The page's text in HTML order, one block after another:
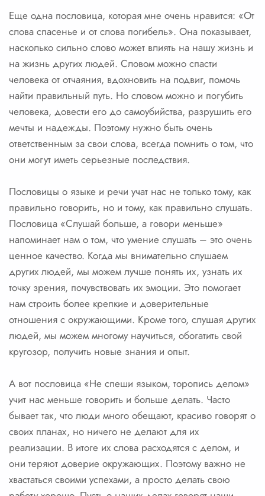
Еще одна пословица, которая мне очень нравится: «От
слова спасенье и от слова погибель». Она показывает,
насколько сильно слово может влиять на нашу жизнь и
на жизнь других людей. Словом можно спасти
человека от отчаяния, вдохновить на подвиг, помочь
найти правильный путь. Но словом можно и погубить
человека, довести его до самоубийства, разрушить его
мечты и надежды. Поэтому нужно быть очень
ответственным за свои слова, всегда помнить о том, что
они могут иметь серьезные последствия.
Пословицы о языке и речи учат нас не только тому, как
правильно говорить, но и тому, как правильно слушать.
Пословица «Слушай больше, а говори меньше»
напоминает нам о том, что умение слушать – это очень
ценное качество. Когда мы внимательно слушаем
других людей, мы можем лучше понять их, узнать их
точку зрения, почувствовать их эмоции. Это помогает
нам строить более крепкие и доверительные
отношения с окружающими. Кроме того, слушая других
людей, мы можем многому научиться, обогатить свой
кругозор, получить новые знания и опыт.
А вот пословица «Не спеши языком, торопись делом»
учит нас меньше говорить и больше делать. Часто
бывает так, что люди много обещают, красиво говорят о
своих планах, но ничего не делают для их
реализации. В итоге их слова расходятся с делом, и
они теряют доверие окружающих. Поэтому важно не
хвастаться своими успехами, а просто делать свою